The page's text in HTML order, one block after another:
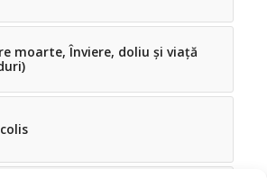
moarte, Înviere, doliu și viață